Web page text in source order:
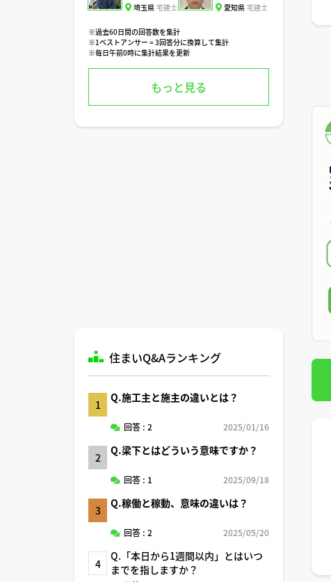
宅建士
埼玉県 宅建士
愛知県
※過去60日間の回答数を集計
※1ベストアンサー = 3回答分に換算して集計
※毎日午前0時に集計結果を更新
もっと見る
住まいQ&Aランキング
1
Q.施工主と施主の違いとは？
回答 : 2 2025/01/16
2
Q.梁下とはどういう意味ですか？
回答 : 1 2025/09/18
3
Q.稼働と稼動、意味の違いは？
回答 : 2 2025/05/20
4
Q.「本日から1週間以内」とはいつ
までを指しますか？